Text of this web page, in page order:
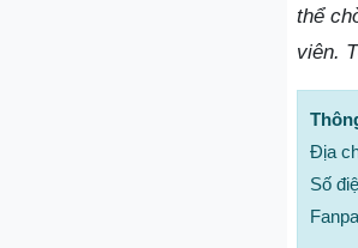
thể
viên.
Địa
Số